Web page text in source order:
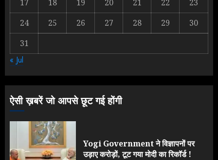
2
3
NEET महाघोटाले पर Rahul Gandhi
17
18 19 20 21 22
23
24
25 26 27 28 29
30
31
« Jul
ऐसी ख़बरें जो आपसे छूट गई होंगी
Yogi Government ने विज्ञापनों पर
उड़ाए करोड़ों, टूट गया मोदी का रिकॉर्ड !